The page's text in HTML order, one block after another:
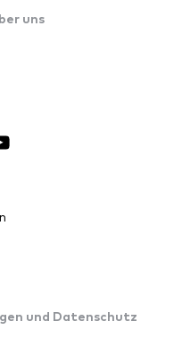
uns
und Datenschutz